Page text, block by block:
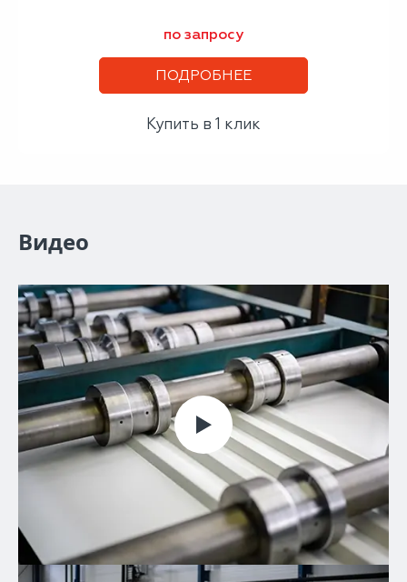
по запросу
ПОДРОБНЕЕ
Купить в 1 клик
Видео